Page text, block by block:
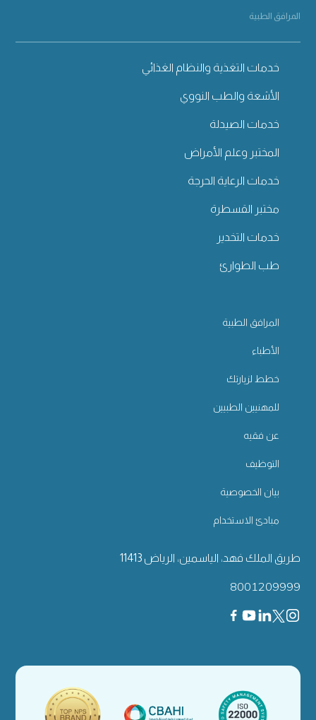
المرافق الطبية
خدمات التغذية والنظام الغذائي
الأشعة والطب النووي
خدمات الصيدلة
المختبر وعلم الأمراض
خدمات الرعاية الحرجة
مختبر القسطرة
خدمات التخدير
طب الطوارئ
المرافق الطبية
الأطباء
خطط لزيارتك
للمهنيين الطبيين
عن فقيه
التوظيف
بيان الخصوصية
مبادئ الاستخدام
طريق الملك فهد، الياسمين، الرياض 11413
8001209999